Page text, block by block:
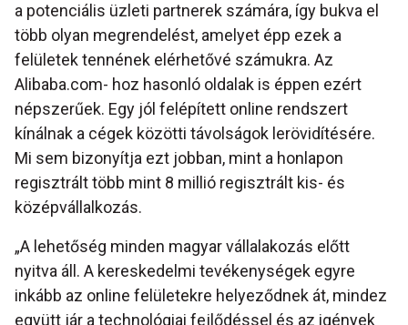
a potenciális üzleti partnerek számára, így bukva el
több olyan megrendelést, amelyet épp ezek a
felületek tennének elérhetővé számukra. Az
Alibaba.com- hoz hasonló oldalak is éppen ezért
népszerűek. Egy jól felépített online rendszert
kínálnak a cégek közötti távolságok lerövidítésére.
Mi sem bizonyítja ezt jobban, mint a honlapon
regisztrált több mint 8 millió regisztrált kis- és
középvállalkozás.
„A lehetőség minden magyar vállalakozás előtt
nyitva áll. A kereskedelmi tevékenységek egyre
inkább az online felületekre helyeződnek át, mindez
együtt jár a technológiai fejlődéssel és az igények